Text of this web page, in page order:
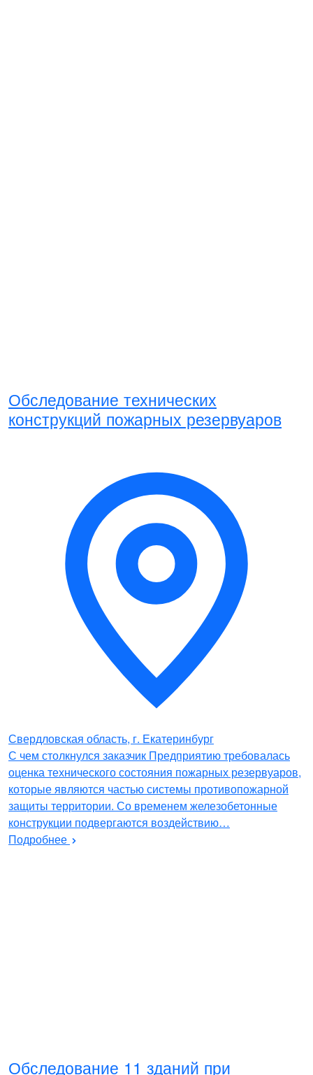
Обследование технических
конструкций пожарных резервуаров
Свердловская область, г. Екатеринбург
С чем столкнулся заказчик Предприятию требовалась
оценка технического состояния пожарных резервуаров,
которые являются частью системы противопожарной
защиты территории. Со временем железобетонные
конструкции подвергаются воздействию…
Подробнее
Обследование 11 зданий при